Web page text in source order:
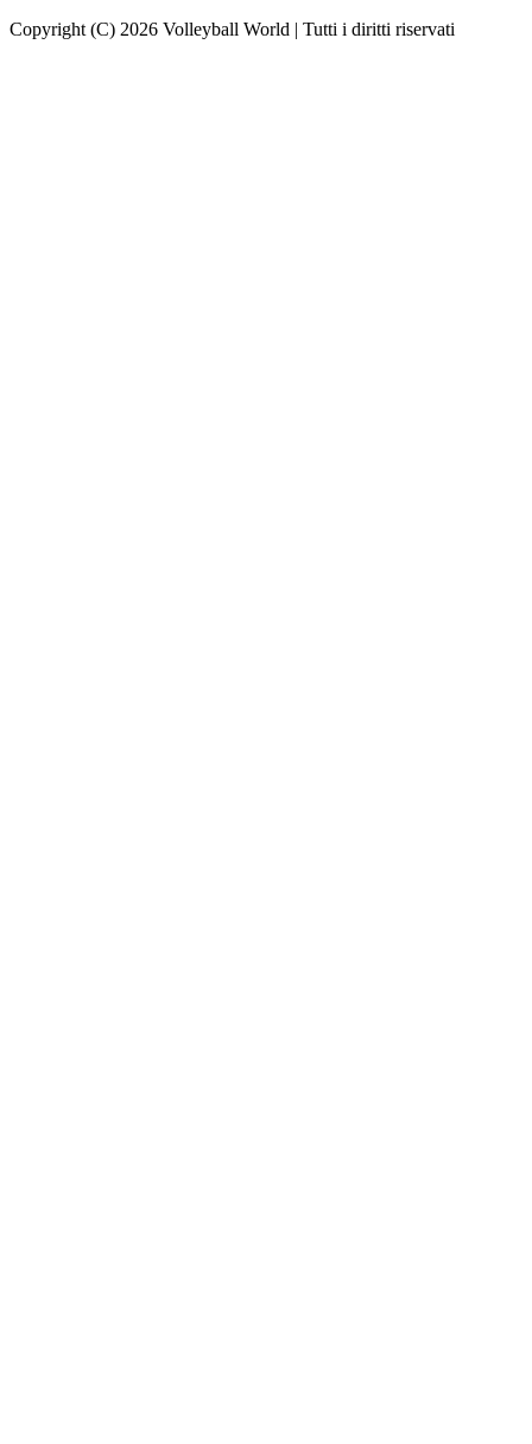
Copyright (C) 2026 Volleyball World | Tutti i diritti riservati